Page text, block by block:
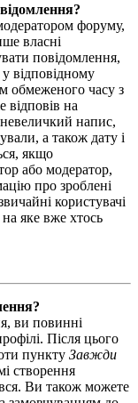
форуму,
власні
повідомлення,
у відповідному
обмеженого часу з
на
напис,
а також дату і
якщо
або модератор,
про зроблені
користувачі
яке вже хтось
ви повинні
Після цього
пункту Завжди
створення
Ви також можете